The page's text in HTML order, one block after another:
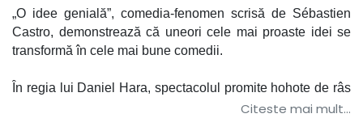
„O idee genială”, comedia-fenomen scrisă de Sébastien
Castro, demonstrează că uneori cele mai proaste idei se
transformă în cele mai bune comedii.
În regia lui Daniel Hara, spectacolul promite hohote de râs
Citeste mai mult...